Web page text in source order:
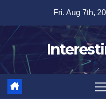
content
Fri. Aug 7th,